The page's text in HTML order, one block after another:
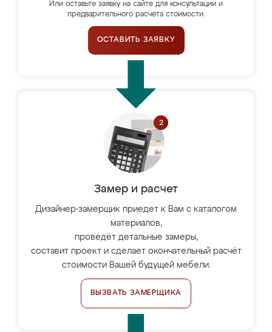
Или оставьте заявку на сайте для консультации и
предварительного расчёта стоимости.
ОСТАВИТЬ ЗАЯВКУ
Замер и расчет
Дизайнер-замерщик приедет к Вам с каталогом
материалов,
проведёт детальные замеры,
составит проект и сделает окончательный расчёт
стоимости Вашей будущей мебели.
ВЫЗВАТЬ ЗАМЕРЩИКА